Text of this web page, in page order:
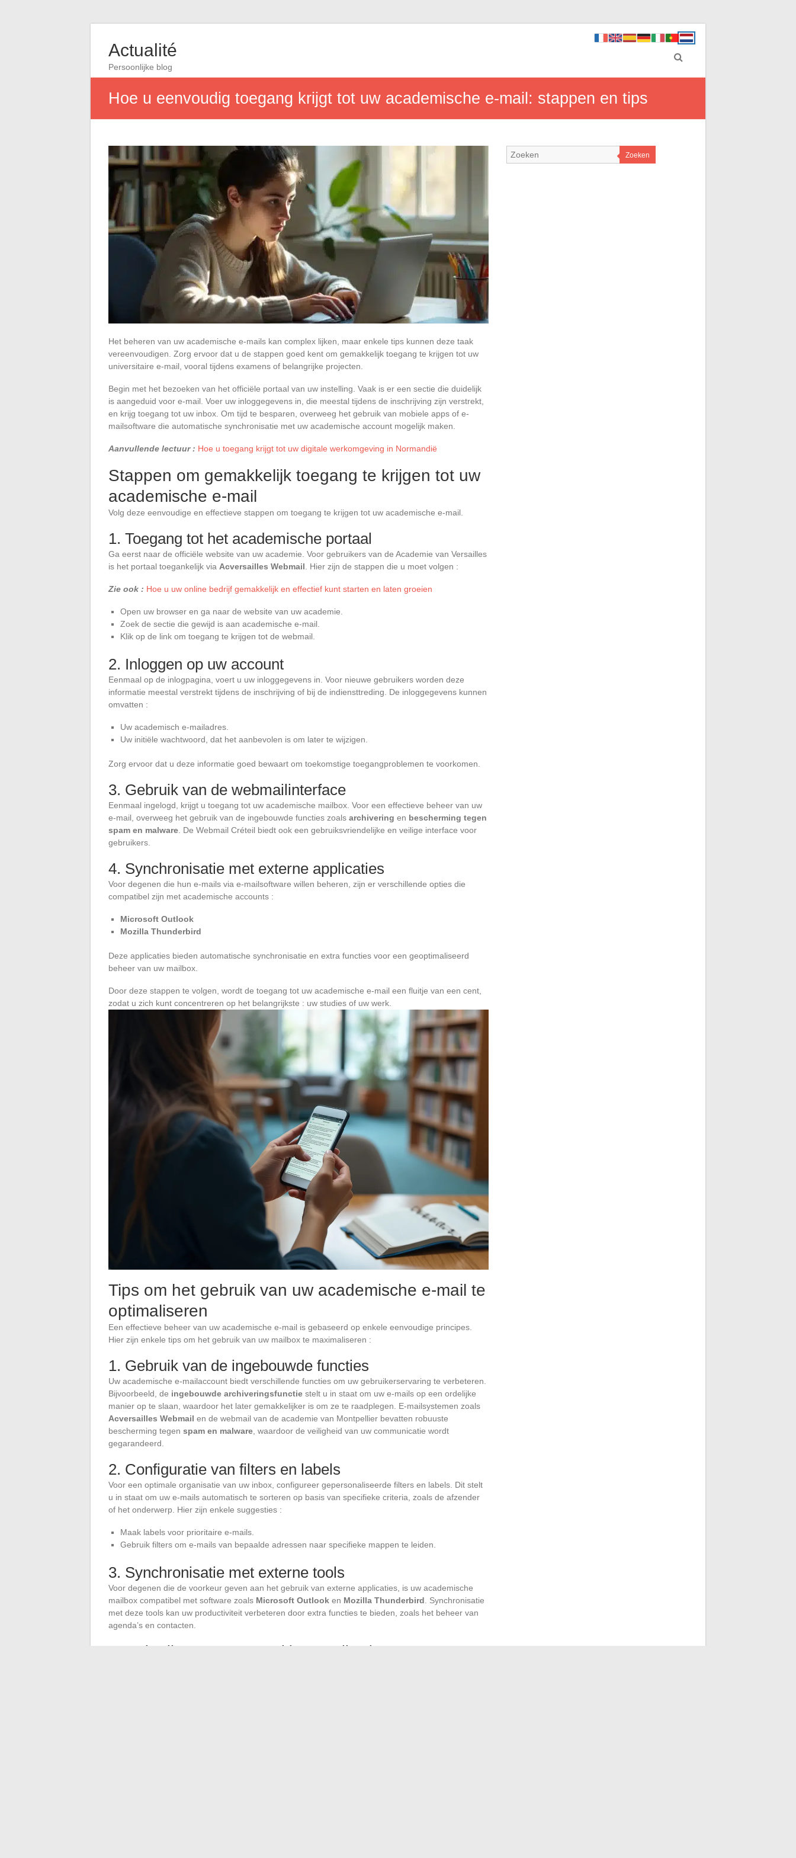
Actualité
Persoonlijke blog
Hoe u eenvoudig toegang krijgt tot uw academische e-mail: stappen en tips
Het beheren van uw academische e-mails kan complex lijken, maar enkele tips kunnen deze taak
vereenvoudigen. Zorg ervoor dat u de stappen goed kent om gemakkelijk toegang te krijgen tot uw
universitaire e-mail, vooral tijdens examens of belangrijke projecten.
Begin met het bezoeken van het officiële portaal van uw instelling. Vaak is er een sectie die duidelijk
is aangeduid voor e-mail. Voer uw inloggegevens in, die meestal tijdens de inschrijving zijn verstrekt,
en krijg toegang tot uw inbox. Om tijd te besparen, overweeg het gebruik van mobiele apps of e-
mailsoftware die automatische synchronisatie met uw academische account mogelijk maken.
Aanvullende lectuur : Hoe u toegang krijgt tot uw digitale werkomgeving in Normandië
Stappen om gemakkelijk toegang te krijgen tot uw
academische e-mail
Volg deze eenvoudige en effectieve stappen om toegang te krijgen tot uw academische e-mail.
1. Toegang tot het academische portaal
Ga eerst naar de officiële website van uw academie. Voor gebruikers van de Academie van Versailles
is het portaal toegankelijk via Acversailles Webmail . Hier zijn de stappen die u moet volgen :
Zie ook : Hoe u uw online bedrijf gemakkelijk en effectief kunt starten en laten groeien
Open uw browser en ga naar de website van uw academie.
Zoek de sectie die gewijd is aan academische e-mail.
Klik op de link om toegang te krijgen tot de webmail.
2. Inloggen op uw account
Eenmaal op de inlogpagina, voert u uw inloggegevens in. Voor nieuwe gebruikers worden deze
informatie meestal verstrekt tijdens de inschrijving of bij de indiensttreding. De inloggegevens kunnen
omvatten :
Uw academisch e-mailadres.
Uw initiële wachtwoord, dat het aanbevolen is om later te wijzigen.
Zorg ervoor dat u deze informatie goed bewaart om toekomstige toegangproblemen te voorkomen.
3. Gebruik van de webmailinterface
Eenmaal ingelogd, krijgt u toegang tot uw academische mailbox. Voor een effectieve beheer van uw
e-mail, overweeg het gebruik van de ingebouwde functies zoals archivering en bescherming tegen
spam en malware . De Webmail Créteil biedt ook een gebruiksvriendelijke en veilige interface voor
gebruikers.
4. Synchronisatie met externe applicaties
Voor degenen die hun e-mails via e-mailsoftware willen beheren, zijn er verschillende opties die
compatibel zijn met academische accounts :
Microsoft Outlook
Mozilla Thunderbird
Deze applicaties bieden automatische synchronisatie en extra functies voor een geoptimaliseerd
beheer van uw mailbox.
Door deze stappen te volgen, wordt de toegang tot uw academische e-mail een fluitje van een cent,
zodat u zich kunt concentreren op het belangrijkste : uw studies of uw werk.
Tips om het gebruik van uw academische e-mail te
optimaliseren
Een effectieve beheer van uw academische e-mail is gebaseerd op enkele eenvoudige principes.
Hier zijn enkele tips om het gebruik van uw mailbox te maximaliseren :
1. Gebruik van de ingebouwde functies
Uw academische e-mailaccount biedt verschillende functies om uw gebruikerservaring te verbeteren.
Bijvoorbeeld, de ingebouwde archiveringsfunctie stelt u in staat om uw e-mails op een ordelijke
manier op te slaan, waardoor het later gemakkelijker is om ze te raadplegen. E-mailsystemen zoals
Acversailles Webmail en de webmail van de academie van Montpellier bevatten robuuste
bescherming tegen spam en malware , waardoor de veiligheid van uw communicatie wordt
gegarandeerd.
2. Configuratie van filters en labels
Voor een optimale organisatie van uw inbox, configureer gepersonaliseerde filters en labels. Dit stelt
u in staat om uw e-mails automatisch te sorteren op basis van specifieke criteria, zoals de afzender
of het onderwerp. Hier zijn enkele suggesties :
Maak labels voor prioritaire e-mails.
Gebruik filters om e-mails van bepaalde adressen naar specifieke mappen te leiden.
3. Synchronisatie met externe tools
Voor degenen die de voorkeur geven aan het gebruik van externe applicaties, is uw academische
mailbox compatibel met software zoals Microsoft Outlook en Mozilla Thunderbird . Synchronisatie
met deze tools kan uw productiviteit verbeteren door extra functies te bieden, zoals het beheer van
agenda’s en contacten.
4. Gebruik van samenwerkingsapplicaties
Zoeken